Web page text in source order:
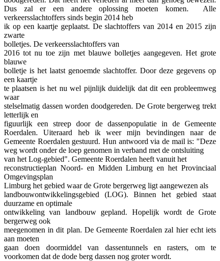
Dus zal er een andere oplossing moeten komen. Alle
verkeersslachtoffers sinds begin 2014 heb
ik op een kaartje geplaatst. De slachtoffers van 2014 en 2015 zijn
zwarte
bolletjes. De verkeersslachtoffers van
2016 tot nu toe zijn met blauwe bolletjes aangegeven. Het grote
blauwe
bolletje is het laatst genoemde slachtoffer. Door deze gegevens op
een kaartje
te plaatsen is het nu wel pijnlijk duidelijk dat dit een probleemweg
waar
stelselmatig dassen worden doodgereden. De Grote bergerweg trekt
letterlijk en
figuurlijk een streep door de dassenpopulatie in de Gemeente
Roerdalen. Uiteraard heb ik weer mijn bevindingen naar de
Gemeente Roerdalen gestuurd. Hun antwoord via de mail is: "Deze
weg wordt onder de loep genomen in verband met de ontsluiting
van het Log-gebied". Gemeente Roerdalen heeft vanuit het
reconstructieplan Noord- en Midden Limburg en het Provinciaal
Omgevingsplan
Limburg het gebied waar de Grote bergerweg ligt aangewezen als
landbouwontwikkelingsgebied (LOG). Binnen het gebied staat
duurzame en optimale
ontwikkeling van landbouw gepland. Hopelijk wordt de Grote
bergerweg ook
meegenomen in dit plan. De Gemeente Roerdalen zal hier echt iets
aan moeten
gaan doen doormiddel van dassentunnels en rasters, om te
voorkomen dat de dode berg dassen nog groter wordt.